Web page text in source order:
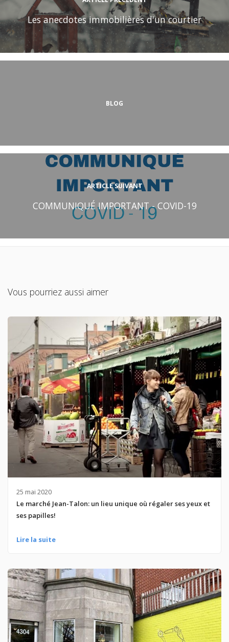
Les anecdotes immobilières d'un courtier
BLOG
ARTICLE SUIVANT
COMMUNIQUÉ IMPORTANT - COVID-19
Vous pourriez aussi aimer
25 mai 2020
Le marché Jean-Talon: un lieu unique où régaler ses yeux et
ses papilles!
Lire la suite